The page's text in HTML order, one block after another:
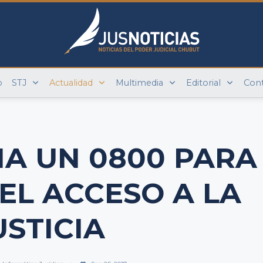
STJ Actualidad Multimedia Editorial
UN 0800 PARA
ACCESO A LA